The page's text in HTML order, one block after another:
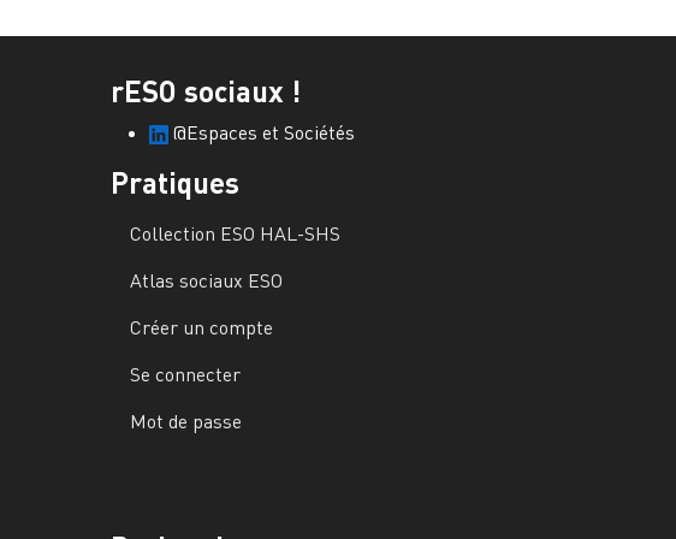
rESO sociaux !
@Espaces et Sociétés
Pratiques
Collection ESO HAL-SHS
Atlas sociaux ESO
Créer un compte
Se connecter
Mot de passe